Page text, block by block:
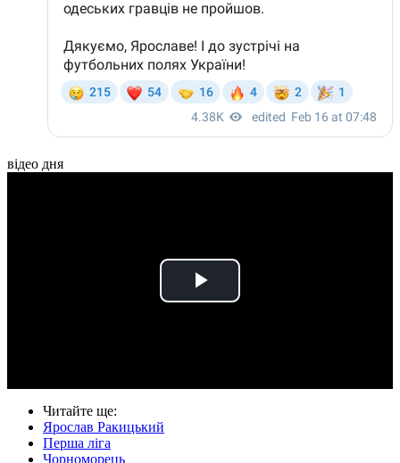
відео дня
Play
Читайте ще:
Ярослав Ракицький
Перша ліга
Чорноморець